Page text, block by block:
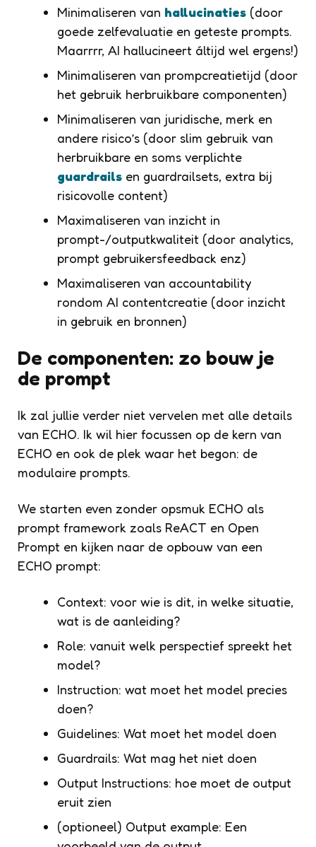
Minimaliseren van hallucinaties (door
goede zelfevaluatie en geteste prompts.
Maarrrr, AI hallucineert áltijd wel ergens!)
Minimaliseren van prompcreatietijd (door
het gebruik herbruikbare componenten)
Minimaliseren van juridische, merk en
andere risico’s (door slim gebruik van
herbruikbare en soms verplichte
guardrails en guardrailsets, extra bij
risicovolle content)
Maximaliseren van inzicht in
prompt-/outputkwaliteit (door analytics,
prompt gebruikersfeedback enz)
Maximaliseren van accountability
rondom AI contentcreatie (door inzicht
in gebruik en bronnen)
De componenten: zo bouw je
de prompt
Ik zal jullie verder niet vervelen met alle details
van ECHO. Ik wil hier focussen op de kern van
ECHO en ook de plek waar het begon: de
modulaire prompts.
We starten even zonder opsmuk ECHO als
prompt framework zoals ReACT en Open
Prompt en kijken naar de opbouw van een
ECHO prompt:
Context: voor wie is dit, in welke situatie,
wat is de aanleiding?
Role: vanuit welk perspectief spreekt het
model?
Instruction: wat moet het model precies
doen?
Guidelines: Wat moet het model doen
Guardrails: Wat mag het niet doen
Output Instructions: hoe moet de output
eruit zien
(optioneel) Output example: Een